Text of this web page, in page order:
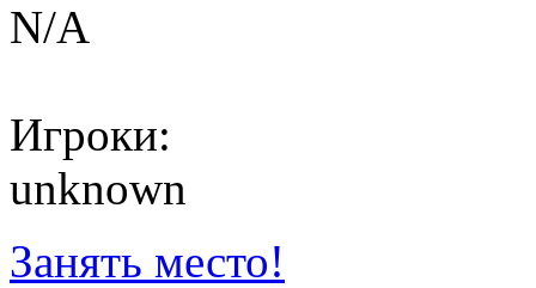
N/A
Игроки:
unknown
Занять место!